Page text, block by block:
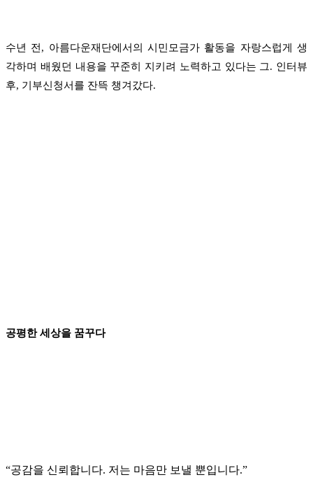
수년 전, 아름다운재단에서의 시민모금가 활동을 자랑스럽게 생
각하며 배웠던 내용을 꾸준히 지키려 노력하고 있다는 그. 인터뷰
후, 기부신청서를 잔뜩 챙겨갔다.
공평한 세상을 꿈꾸다
“공감을 신뢰합니다. 저는 마음만 보낼 뿐입니다.”